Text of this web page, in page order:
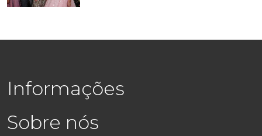
Informações
Sobre nós